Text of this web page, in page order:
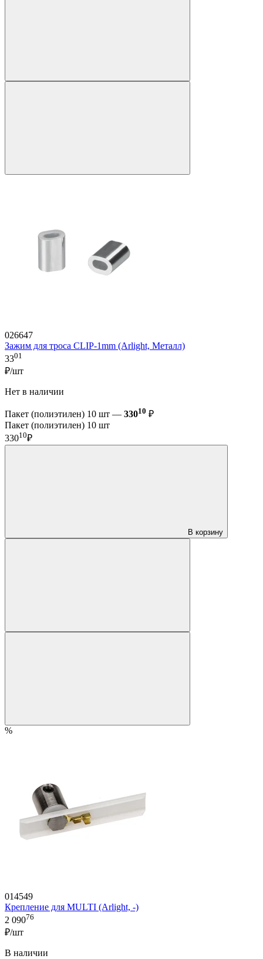
026647
Зажим для троса CLIP-1mm (Arlight, Металл)
3301
₽/шт
Нет в наличии
Пакет (полиэтилен) 10 шт — 33010 ₽
Пакет (полиэтилен) 10 шт
33010₽
В корзину
%
014549
Крепление для MULTI (Arlight, -)
2 09076
₽/шт
В наличии